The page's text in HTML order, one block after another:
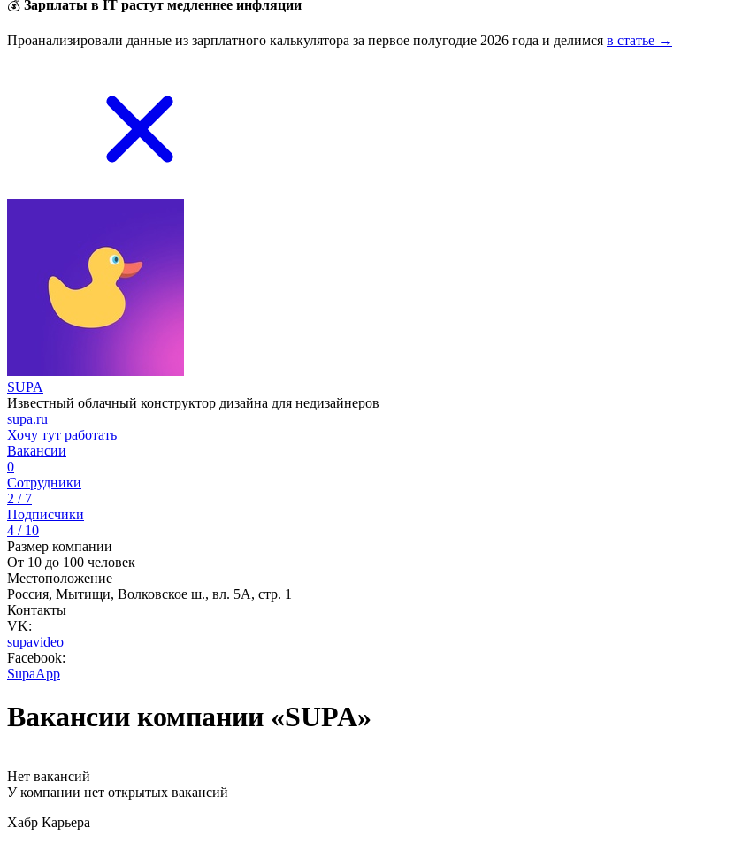
💰 Зарплаты в IT растут медленнее инфляции
Проанализировали данные из зарплатного калькулятора за первое полугодие 2026 года и делимся в статье →
SUPA
Известный облачный конструктор дизайна для недизайнеров
supa.ru
Хочу тут работать
Вакансии
0
Сотрудники
2 / 7
Подписчики
4 / 10
Размер компании
От 10 до 100 человек
Местоположение
Россия, Мытищи, Волковское ш., вл. 5А, стр. 1
Контакты
VK:
supavideo
Facebook:
SupaApp
Вакансии компании «SUPA»
Нет вакансий
У компании нет открытых вакансий
Хабр Карьера